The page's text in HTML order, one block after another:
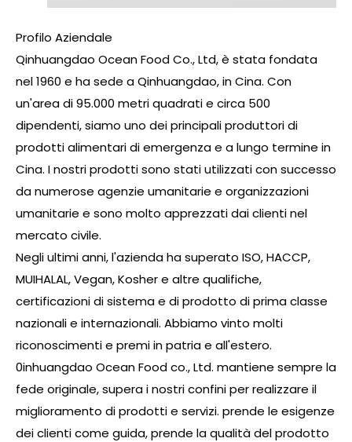
Profilo Aziendale
Qinhuangdao Ocean Food Co., Ltd, è stata fondata
nel 1960 e ha sede a Qinhuangdao, in Cina. Con
un'area di 95.000 metri quadrati e circa 500
dipendenti, siamo uno dei principali produttori di
prodotti alimentari di emergenza e a lungo termine in
Cina. I nostri prodotti sono stati utilizzati con successo
da numerose agenzie umanitarie e organizzazioni
umanitarie e sono molto apprezzati dai clienti nel
mercato civile.
Negli ultimi anni, l'azienda ha superato ISO, HACCP,
MUIHALAL, Vegan, Kosher e altre qualifiche,
certificazioni di sistema e di prodotto di prima classe
nazionali e internazionali. Abbiamo vinto molti
riconoscimenti e premi in patria e all'estero.
0inhuangdao Ocean Food co., Ltd. mantiene sempre la
fede originale, supera i nostri confini per realizzare il
miglioramento di prodotti e servizi. prende le esigenze
dei clienti come guida, prende la qualità del prodotto